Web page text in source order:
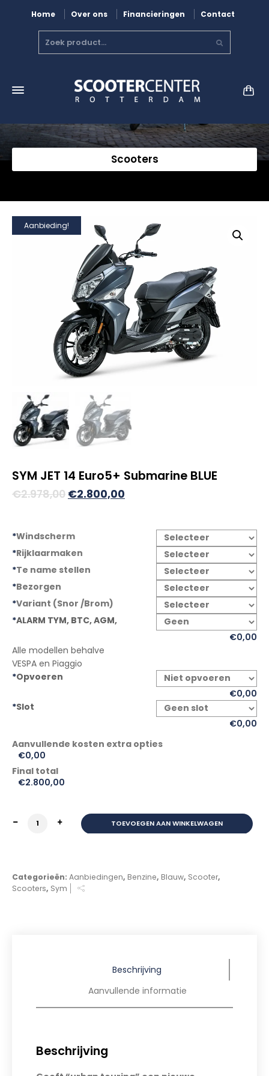
Home Over ons Financieringen Contact
Scooters
Aanbieding!
SYM JET 14 Euro5+ Submarine BLUE
€2.978,00 Oorspronkelijke
€2.978,00.
€2.800,00
€2.800,00.
*Windscherm
*Rijklaarmaken
*Te name stellen
*Bezorgen
*Variant (Snor /Brom)
*ALARM TYM, BTC, AGM,
Alle modellen behalve
VESPA en Piaggio
€0,00
*Opvoeren
€0,00
*Slot
€0,00
€0,00
Final total
€2.800,00
SYM JET 14 Euro5+ Submarine BLUE aantal
TOEVOEGEN AAN WINKELWAGEN
Categorieën: Aanbiedingen, Benzine, Blauw, Scooter,
Scooters, Sym
Beschrijving
Aanvullende informatie
Beschrijving